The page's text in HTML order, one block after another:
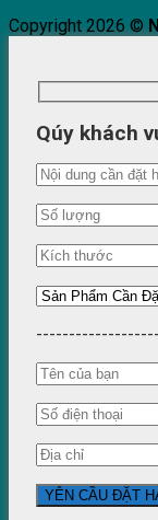
Copyright 2026 ©
Qúy khách